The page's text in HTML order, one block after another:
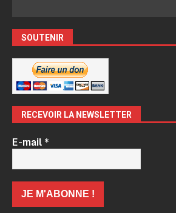
SOUTENIR
RECEVOIR LA NEWSLETTER
E-mail*